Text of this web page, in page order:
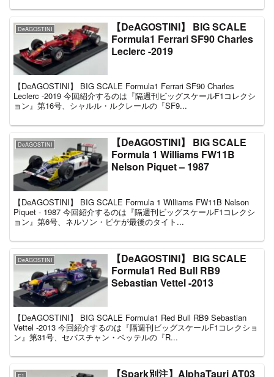
DeAGOSTINI
【DeAGOSTINI】 BIG SCALE
Formula1 Ferrari SF90 Charles
Leclerc -2019
【DeAGOSTINI】 BIG SCALE Formula1 Ferrari SF90 Charles
Leclerc -2019 今回紹介するのは『隔週刊ビッグスケールF1コレクシ
ョン』第16号、シャルル・ルクレールの『SF9...
DeAGOSTINI
【DeAGOSTINI】 BIG SCALE
Formula 1 Williams FW11B
Nelson Piquet – 1987
【DeAGOSTINI】 BIG SCALE Formula 1 Williams FW11B Nelson
Piquet - 1987 今回紹介するのは『隔週刊ビッグスケールF1コレクシ
ョン』第6号、ネルソン・ピケが最後のタイト...
DeAGOSTINI
【DeAGOSTINI】 BIG SCALE
Formula1 Red Bull RB9
Sebastian Vettel -2013
【DeAGOSTINI】 BIG SCALE Formula1 Red Bull RB9 Sebastian
Vettel -2013 今回紹介するのは『隔週刊ビッグスケールF1コレクショ
ン』第31号、セバスチャン・ベッテルの『R...
【Spark別注】AlphaTauri AT03